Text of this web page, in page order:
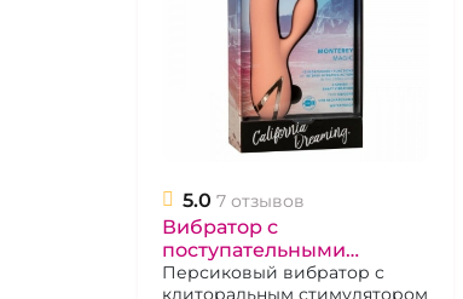
5.0 7 отзывов
Вибратор с
поступательными
движениями
Персиковый вибратор с
клиторальным стимулятором